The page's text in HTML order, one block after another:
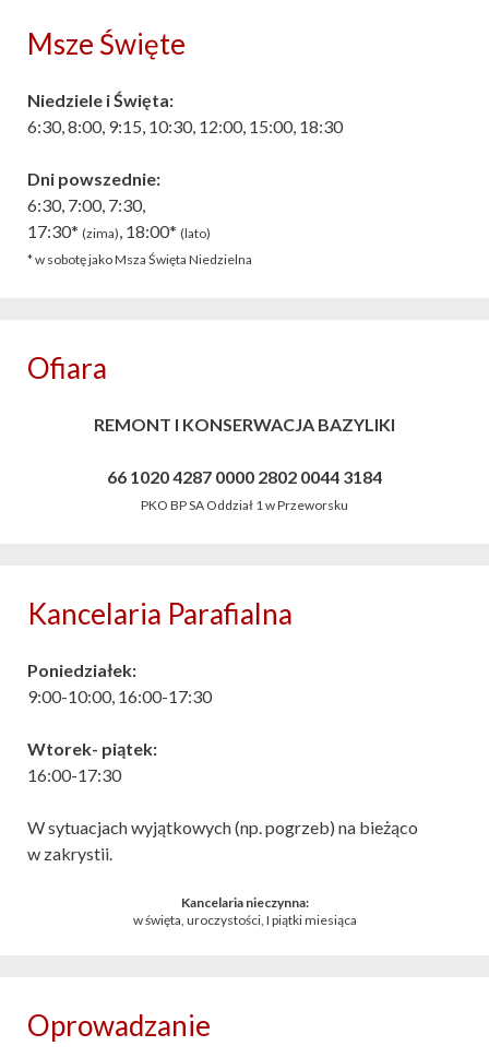
Msze Święte
Niedziele i Święta:
6:30, 8:00, 9:15, 10:30, 12:00, 15:00, 18:30
Dni powszednie:
6:30, 7:00, 7:30,
17:30* (zima) , 18:00* (lato)
* w sobotę jako Msza Święta Niedzielna
Ofiara
REMONT I KONSERWACJA BAZYLIKI
66 1020 4287 0000 2802 0044 3184
PKO BP SA Oddział 1 w Przeworsku
Kancelaria Parafialna
Poniedziałek:
9:00-10:00, 16:00-17:30
Wtorek- piątek:
16:00-17:30
W sytuacjach wyjątkowych (np. pogrzeb) na bieżąco
w zakrystii.
Kancelaria nieczynna:
w święta, uroczystości, I piątki miesiąca
Oprowadzanie